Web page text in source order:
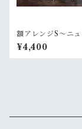
額アレンジS〜ニ
白グリーン
¥4,400